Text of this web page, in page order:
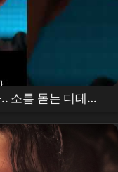
소름 돋는 디테일
# netflix